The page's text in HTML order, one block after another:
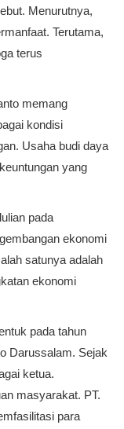
Menurutnya,
Terutama,
terus
memang
kondisi
Usaha budi daya
yang
pada
ekonomi
satunya adalah
ekonomi
pada tahun
Darussalam. Sejak
ketua.
masyarakat. PT.
para